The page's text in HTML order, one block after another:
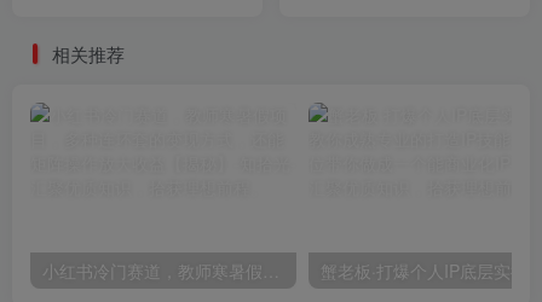
相关推荐
小红书冷门赛道，教师寒暑假项目，多种连环套的变现方式，还能矩阵操作放大收益【揭秘】